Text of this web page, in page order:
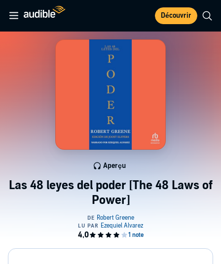
Découvrir
Las 48 leyes del poder [The 48 Laws of
Power]
Aperçu